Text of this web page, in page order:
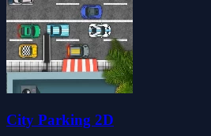
City Parking 2D